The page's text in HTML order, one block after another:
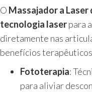
O Massajador a Laser
tecnologia laserpara
diretamente nas
benefícios
Fototerapia:
para aliviar